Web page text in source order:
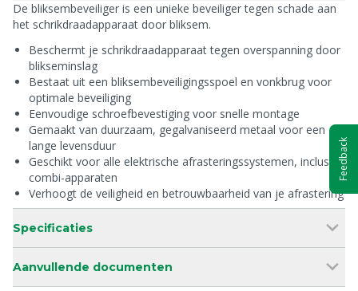
De bliksembeveiliger is een unieke beveiliger tegen schade aan
het schrikdraadapparaat door bliksem.
Beschermt je schrikdraadapparaat tegen overspanning door
blikseminslag
Bestaat uit een bliksembeveiligingsspoel en vonkbrug voor
optimale beveiliging
Eenvoudige schroefbevestiging voor snelle montage
Gemaakt van duurzaam, gegalvaniseerd metaal voor een
lange levensduur
Geschikt voor alle elektrische afrasteringssystemen, inclusief
combi-apparaten
Verhoogt de veiligheid en betrouwbaarheid van je afrastering
Specificaties
Aanvullende documenten
Feedback